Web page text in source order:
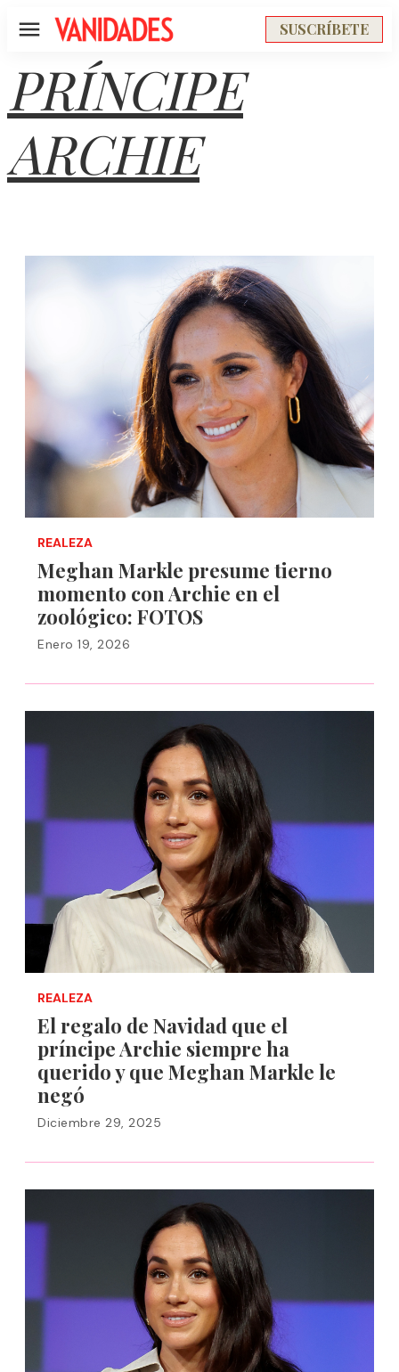
Menú SUSCRÍBETE
PRÍNCIPE
ARCHIE
REALEZA
Meghan Markle presume tierno
momento con Archie en el
zoológico: FOTOS
Enero 19, 2026
REALEZA
El regalo de Navidad que el
príncipe Archie siempre ha
querido y que Meghan Markle le
negó
Diciembre 29, 2025